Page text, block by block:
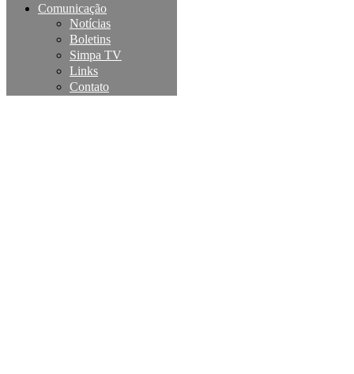
Comunicação
Notícias
Boletins
Simpa TV
Links
Contato